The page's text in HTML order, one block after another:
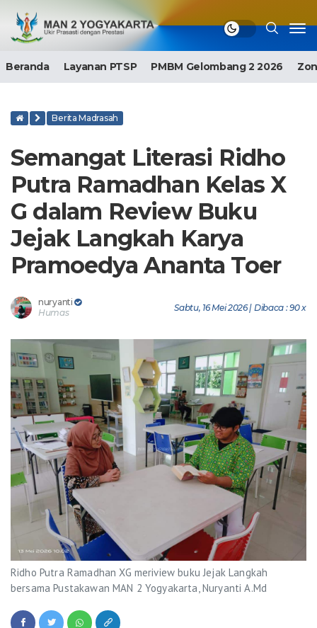
Beranda Layanan PTSP PMBM Gelombang 2 2026
Berita Madrasah
Semangat Literasi Ridho
Putra Ramadhan Kelas X
G dalam Review Buku
Jejak Langkah Karya
Pramoedya Ananta Toer
nuryanti
Humas
Sabtu, 16 Mei 2026 | Dibaca : 90 x
Ridho Putra Ramadhan XG meriview buku Jejak Langkah
bersama Pustakawan MAN 2 Yogyakarta, Nuryanti A.Md